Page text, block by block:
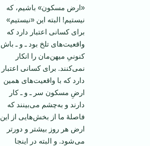
«ارض مسکون» باشیم، که
نیستیم! البته این «نیستیم»
برای کسانی اعتبار دارد که
واقعیت‌های تلخ بود ـ و ـ باش
کنونیِ میهن‌مان را انکار
نمی‌کنند. برای کسانی اعتبار
دارد که با واقعیت‌های همین
ارضِ مسکون سر ـ و ـ کار
دارند و به‌چشم می‌بینند که
فاصلۀ ما از بخش‌هایی از این
ارض هر روز بیشتر و دورتر
می‌شود. و البته در اینجا